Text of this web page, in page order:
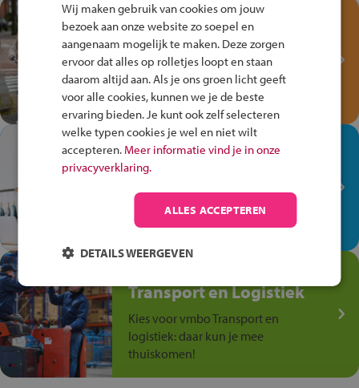
Test je kennis met het
Fiets Veilig
Verkeersspel!
Speel het Fiets Veilig Verkeersspel
en win een Cortina-fiets!
In de winkel ben je op je
plek!
Ontdek via het vmbo jouw talent
op de winkelvloer, waar elke dag
anders is!
Transport en Logistiek
Kies voor vmbo Transport en
logistiek: daar kun je mee
thuiskomen!
Wij maken gebruik van cookies om jouw
bezoek aan onze website zo soepel en
aangenaam mogelijk te maken. Deze zorgen
ervoor dat alles op rolletjes loopt en staan
daarom altijd aan. Als je ons groen licht geeft
voor alle cookies, kunnen we je de beste
ervaring bieden. Je kunt ook zelf selecteren
welke typen cookies je wel en niet wilt
accepteren. Meer informatie vind je in onze
privacyverklaring.
ALLES ACCEPTEREN
DETAILS WEERGEVEN